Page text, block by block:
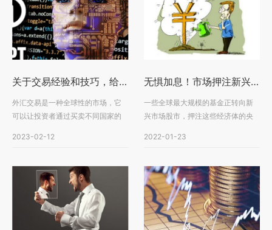
关于交易经验和技巧，给了这些建议！
外汇交易是一种全球性的市场，它
可以让投资者通过买卖不同国家的
2023-02-12
无惧加息！市场押注新兴市场股市将迎来强劲表现
一些全球最大规模的基金正转向新
兴市场股市，押注这些经济体的央
2022-01-23